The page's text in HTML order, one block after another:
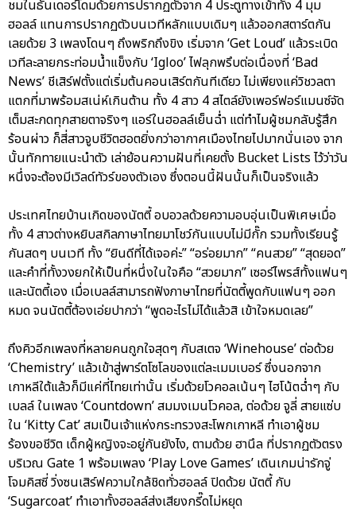
ชมในธันเดอร์โดมด้วยการปรากฏตัวจาก 4 ประตูทางเข้าทั้ง 4 มุม
ฮอลล์ แทนการปรากฏตัวบนเวทีหลักแบบเดิมๆ แล้วออกสตาร์ตกัน
เลยด้วย 3 เพลงโดนๆ ถึงพริกถึงขิง เริ่มจาก ‘Get Loud’ แล้วระเบิด
เวทีละลายกระท่อมน้ำแข็งกับ ‘Igloo’ ไฟลุกพรึบต่อเนื่องที่ ‘Bad
News’ ชีเสิร์ฟตั้งแต่เริ่มต้นคอนเสิร์ตกันทีเดียว ไม่เพียงแค่วิชวลตา
แตกที่มาพร้อมสเน่ห์เกินต้าน ทั้ง 4 สาว 4 สไตล์ยังเพอร์ฟอร์แมนซ์จัด
เต็มสะกดทุกสายตาจริงๆ แอร์ในฮอลล์เย็นฉ่ำ แต่ทำไมผู้ชมกลับรู้สึก
ร้อนผ่าว ก็สี่สาวจูบชีวิตฮอตยิ่งกว่าอากาศเมืองไทยไปมากนั่นเอง จาก
นั้นทักทายแนะนำตัว เล่าย้อนความฝันที่เคยตั้ง Bucket Lists ไว้ว่าวัน
หนึ่งจะต้องมีเวิลด์ทัวร์ของตัวเอง ซึ่งตอนนี้ฝันนั้นก็เป็นจริงแล้ว
ประเทศไทยบ้านเกิดของนัตตี้ อบอวลด้วยความอบอุ่นเป็นพิเศษเมื่อ
ทั้ง 4 สาวต่างหยิบสกิลภาษาไทยมาโชว์กันแบบไม่มีกั๊ก รวมทั้งเรียนรู้
กันสดๆ บนเวที ทั้ง “ยินดีที่ได้เจอค่ะ” “อร่อยมาก” “คนสวย” “สุดยอด”
และคำที่ทั้งวงยกให้เป็นที่หนึ่งในใจคือ “สวยมาก” เซอร์ไพรส์ทั้งแฟนๆ
และนัตตี้เอง เมื่อเบลล์สามารถฟังภาษาไทยที่นัตตี้พูดกับแฟนๆ ออก
หมด จนนัตตี้ต้องเอ่ยปากว่า “พูดอะไรไม่ได้แล้วสิ เข้าใจหมดเลย”
ถึงคิวอีกเพลงที่หลายคนถูกใจสุดๆ กับสเตจ ‘Winehouse’ ต่อด้วย
‘Chemistry’ แล้วเข้าสู่พาร์ตโซโลของแต่ละเมมเบอร์ ซึ่งนอกจาก
เกาหลีใต้แล้วก็มีแค่ที่ไทยเท่านั้น เริ่มด้วยโวคอลเน้นๆ ไฮโน้ตฉ่ำๆ กับ
เบลล์ ในเพลง ‘Countdown’ สมมงเมนโวคอล, ต่อด้วย จูลี่ สายแซ่บ
ใน ‘Kitty Cat’ สมเป็นเจ้าแห่งกระทรวงสะโพกเกาหลี ทำเอาผู้ชม
ร้องขอชีวิต เด็กผู้หญิงจะอยู่กันยังไง, ตามด้วย ฮานึล ที่ปรากฏตัวตรง
บริเวณ Gate 1 พร้อมเพลง ‘Play Love Games’ เดินเกมน่ารักจู่
โจมคิสซี่ วิ่งซนเสิร์ฟความใกล้ชิดทั่วฮอลล์ ปิดด้วย นัตตี้ กับ
‘Sugarcoat’ ทำเอาทั้งฮอลล์ส่งเสียงกรี๊ดไม่หยุด